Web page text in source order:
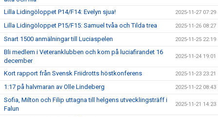
Lilla Lidingöloppet P14/F14: Evelyn sjua! 2025-11-27 07:29
Lilla Lidingöloppet P15/F15: Samuel tvåa och Tilda trea 2025-11-26 08:27
Snart 1500 anmälningar till Luciaspelen 2025-11-25 22:19
Bli medlem i Veteranklubben och kom på luciafirandet 16
december
2025-11-24 19:01
Kort rapport från Svensk Friidrotts höstkonferens 2025-11-23 23:21
1:17 på halvmaran av Olle Lindeberg 2025-11-22 08:43
Sofia, Milton och Filip uttagna till helgens utvecklingsträff i
Falun
2025-11-21 14:23